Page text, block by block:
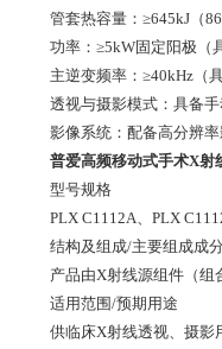
管套热容量：≥645kJ（
功率：≥5kW固定阳极（
主逆变频率：≥40kHz（
透视与摄影模式：具备
影像系统：配备高分辨
普爱高频移动式手术X射
型号规格
PLX C1112A、PLX
结构及组成/主要组成成
产品由X射线源组件（组
适用范围/预期用途
供临床X射线透视、摄影